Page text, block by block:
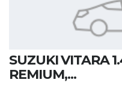
SUZUKI VITARA
REMIUM,...